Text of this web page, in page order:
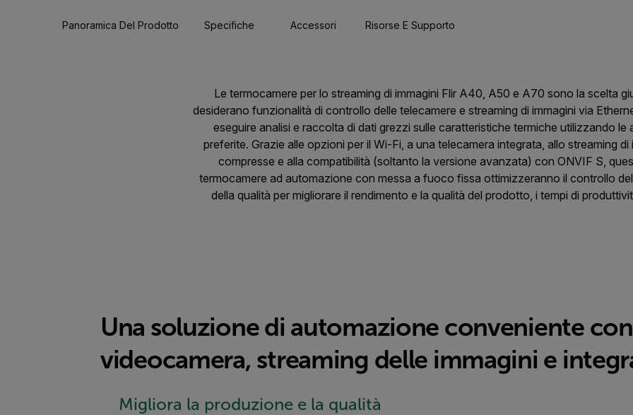
Panoramica Del Prodotto Specifiche Accessori Risorse E Supporto
Le termocamere per lo streaming di immagini Flir A40, A50 e A70 sono la scelta
desiderano funzionalità di controllo delle telecamere e streaming di immagini via
eseguire analisi e raccolta di dati grezzi sulle caratteristiche termiche utilizzando le
preferite. Grazie alle opzioni per il Wi-Fi, a una telecamera integrata, allo streaming di
compresse e alla compatibilità (soltanto la versione avanzata) con ONVIF S,
termocamere ad automazione con messa a fuoco fissa ottimizzeranno il controllo
della qualità per migliorare il rendimento e la qualità del prodotto, i tempi di
Una soluzione di automazione conveniente
videocamera, streaming delle immagini e
Migliora la produzione e la qualità